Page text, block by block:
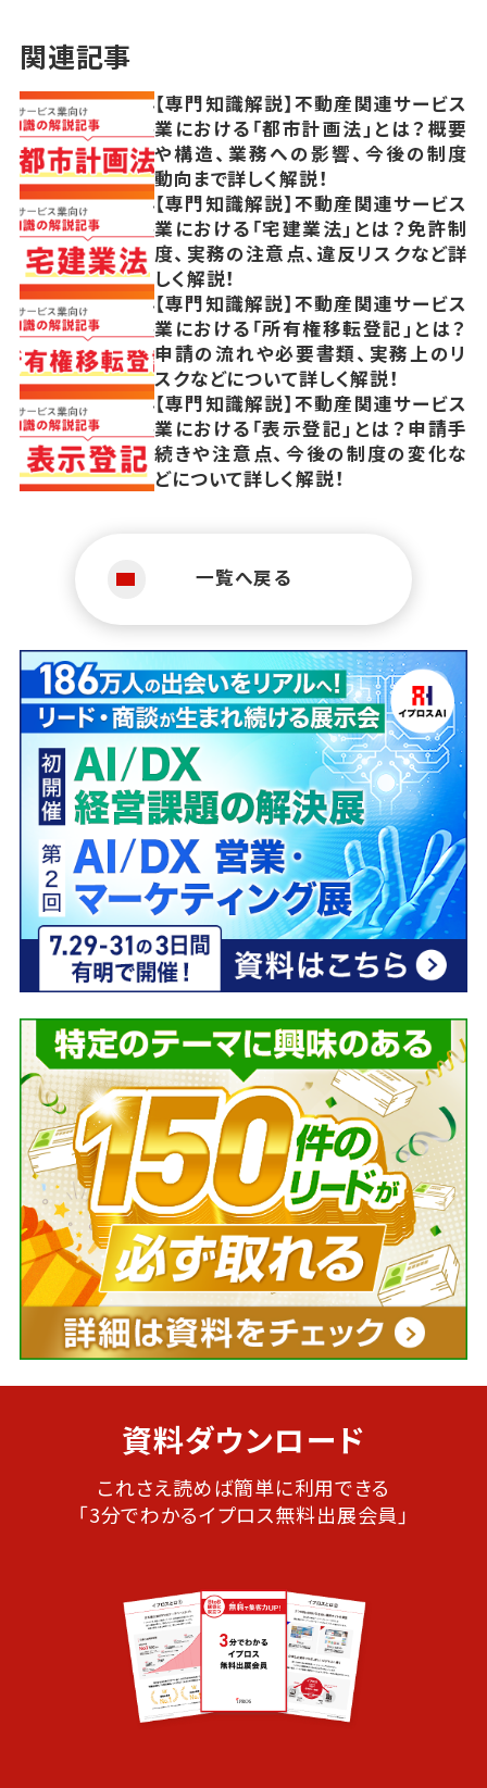
関連記事
【専門知識解説】不動産関連サービス
業における「都市計画法」とは？概要
や構造、業務への影響、今後の制度
動向まで詳しく解説！
【専門知識解説】不動産関連サービス
業における「宅建業法」とは？免許制
度、実務の注意点、違反リスクなど詳
しく解説！
【専門知識解説】不動産関連サービス
業における「所有権移転登記」とは？
申請の流れや必要書類、実務上のリ
スクなどについて詳しく解説！
【専門知識解説】不動産関連サービス
業における「表示登記」とは？申請手
続きや注意点、今後の制度の変化な
どについて詳しく解説！
一覧へ戻る
資料ダウンロード
これさえ読めば簡単に利用できる
「3分でわかるイプロス無料出展会員」